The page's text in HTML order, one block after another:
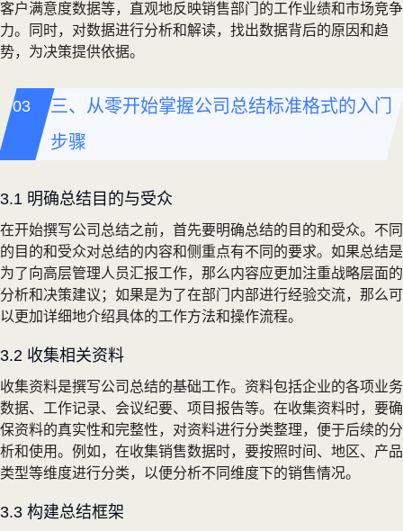
客户满意度数据等，直观地反映销售部门的工作业绩和市场竞争
力。同时，对数据进行分析和解读，找出数据背后的原因和趋
势，为决策提供依据。
三、从零开始掌握公司总结标准格式的入门
步骤
3.1 明确总结目的与受众
在开始撰写公司总结之前，首先要明确总结的目的和受众。不同
的目的和受众对总结的内容和侧重点有不同的要求。如果总结是
为了向高层管理人员汇报工作，那么内容应更加注重战略层面的
分析和决策建议；如果是为了在部门内部进行经验交流，那么可
以更加详细地介绍具体的工作方法和操作流程。
3.2 收集相关资料
收集资料是撰写公司总结的基础工作。资料包括企业的各项业务
数据、工作记录、会议纪要、项目报告等。在收集资料时，要确
保资料的真实性和完整性，对资料进行分类整理，便于后续的分
析和使用。例如，在收集销售数据时，要按照时间、地区、产品
类型等维度进行分类，以便分析不同维度下的销售情况。
3.3 构建总结框架